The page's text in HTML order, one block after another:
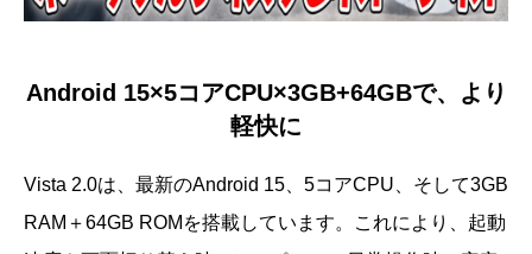
Android 15×5コアCPU×3GB+64GBで、より
軽快に
Vista 2.0は、最新のAndroid 15、5コアCPU、そして3GB
RAM＋64GB ROMを搭載しています。これにより、起動